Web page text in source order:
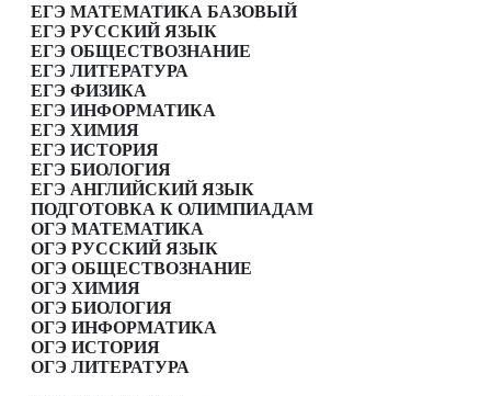
ЕГЭ МАТЕМАТИКА БАЗОВЫЙ
ЕГЭ РУССКИЙ ЯЗЫК
ЕГЭ ОБЩЕСТВОЗНАНИЕ
ЕГЭ ЛИТЕРАТУРА
ЕГЭ ФИЗИКА
ЕГЭ ИНФОРМАТИКА
ЕГЭ ХИМИЯ
ЕГЭ ИСТОРИЯ
ЕГЭ БИОЛОГИЯ
ЕГЭ АНГЛИЙСКИЙ ЯЗЫК
ПОДГОТОВКА К ОЛИМПИАДАМ
ОГЭ МАТЕМАТИКА
ОГЭ РУССКИЙ ЯЗЫК
ОГЭ ОБЩЕСТВОЗНАНИЕ
ОГЭ ХИМИЯ
ОГЭ БИОЛОГИЯ
ОГЭ ИНФОРМАТИКА
ОГЭ ИСТОРИЯ
ОГЭ ЛИТЕРАТУРА